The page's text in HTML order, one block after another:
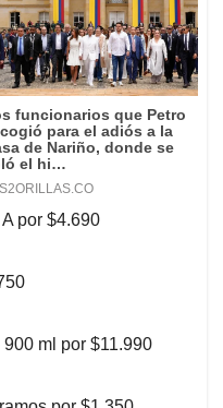
por $4.690
900 ml por $11.990